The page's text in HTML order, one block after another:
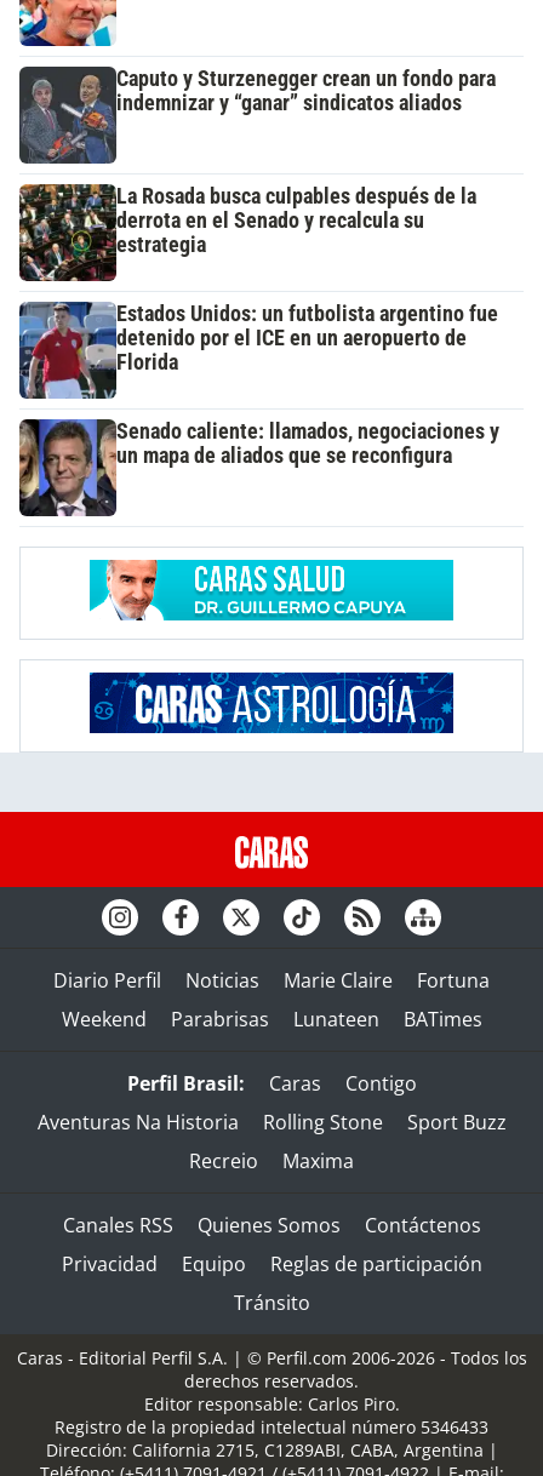
Caputo y Sturzenegger crean un fondo para
indemnizar y “ganar” sindicatos aliados
La Rosada busca culpables después de la
derrota en el Senado y recalcula su
estrategia
Estados Unidos: un futbolista argentino fue
detenido por el ICE en un aeropuerto de
Florida
Senado caliente: llamados, negociaciones y
un mapa de aliados que se reconfigura
Diario Perfil Noticias Marie Claire
Fortuna
Weekend
Parabrisas Lunateen BATimes
Perfil Brasil: Caras
Contigo
Aventuras Na Historia
Rolling Stone
Sport Buzz
Recreio
Maxima
Canales RSS Quienes Somos
Contáctenos
Privacidad
Equipo
Reglas de participación
Tránsito
Caras - Editorial Perfil S.A. | © Perfil.com 2006-2026 - Todos los
derechos reservados.
Editor responsable: Carlos Piro.
Registro de la propiedad intelectual número 5346433
Dirección: California 2715, C1289ABI, CABA, Argentina |